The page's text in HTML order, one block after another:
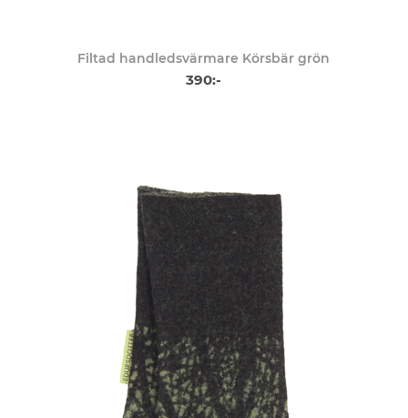
Filtad handledsvärmare Körsbär grön
390:-